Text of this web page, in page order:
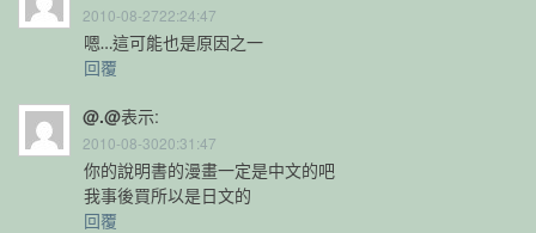
2010-08-2722:24:47
嗯…這可能也是原因之一
回覆
@.@表示:
2010-08-3020:31:47
你的說明書的漫畫一定是中文的吧
我事後買所以是日文的
回覆